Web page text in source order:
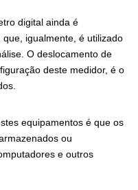
digital ainda é
igualmente, é utilizado
O deslocamento de
deste medidor, é o
equipamentos é que os
ou
e outros